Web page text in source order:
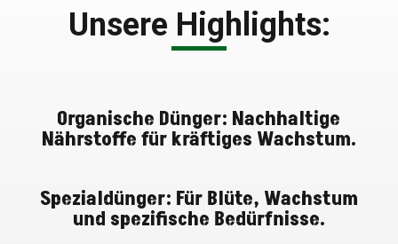
Unsere Highlights:
Organische Dünger: Nachhaltige
Nährstoffe für kräftiges Wachstum.
Spezialdünger: Für Blüte, Wachstum
und spezifische Bedürfnisse.